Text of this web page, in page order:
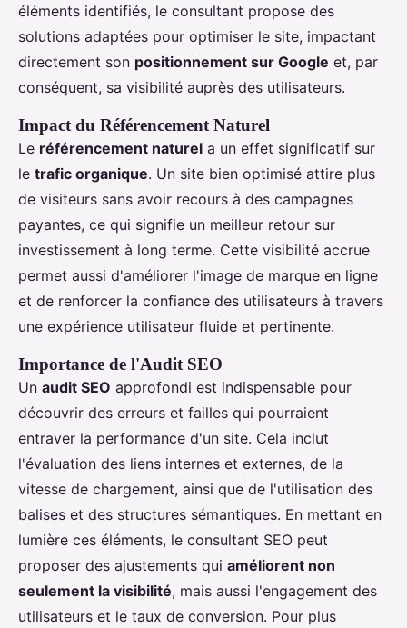
éléments identifiés, le consultant propose des
solutions adaptées pour optimiser le site, impactant
directement son positionnement sur Google et, par
conséquent, sa visibilité auprès des utilisateurs.
Impact du Référencement Naturel
Le référencement naturel a un effet significatif sur
le trafic organique. Un site bien optimisé attire plus
de visiteurs sans avoir recours à des campagnes
payantes, ce qui signifie un meilleur retour sur
investissement à long terme. Cette visibilité accrue
permet aussi d'améliorer l'image de marque en ligne
et de renforcer la confiance des utilisateurs à travers
une expérience utilisateur fluide et pertinente.
Importance de l'Audit SEO
Un audit SEO approfondi est indispensable pour
découvrir des erreurs et failles qui pourraient
entraver la performance d'un site. Cela inclut
l'évaluation des liens internes et externes, de la
vitesse de chargement, ainsi que de l'utilisation des
balises et des structures sémantiques. En mettant en
lumière ces éléments, le consultant SEO peut
proposer des ajustements qui améliorent non
seulement la visibilité, mais aussi l'engagement des
utilisateurs et le taux de conversion. Pour plus